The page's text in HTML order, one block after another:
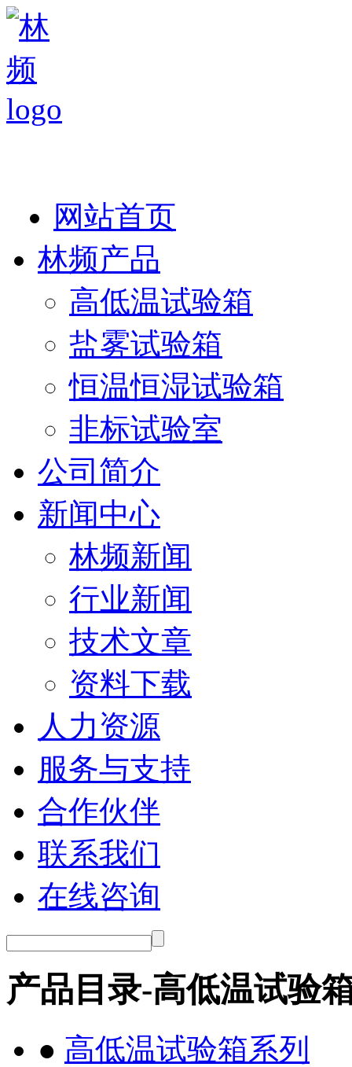
网站首页
林频产品
高低温试验箱
盐雾试验箱
恒温恒湿试验箱
非标试验室
公司简介
新闻中心
林频新闻
行业新闻
技术文章
资料下载
人力资源
服务与支持
合作伙伴
联系我们
在线咨询
产品目录-高低温试验
● 高低温试验箱系列